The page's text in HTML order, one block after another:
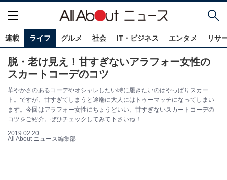
連載 ライフ グルメ 社会 IT・ビジネス エンタメ リサ
脱・老け見え！甘すぎないアラフォー女性の
スカートコーデのコツ
華やかさのあるコーデやオシャレしたい時に履きたいのはやっぱりスカー
ト。ですが、甘すぎてしまうと途端に大人にはトゥーマッチになってしまい
ます。今回はアラフォー女性にちょうどいい、甘すぎないスカートコーデの
コツをご紹介。ぜひチェックしてみて下さいね！
2019.02.20
All About ニュース編集部